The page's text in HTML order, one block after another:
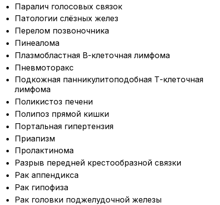
Паралич голосовых связок
Патологии слёзных желез
Перелом позвоночника
Пинеалома
Плазмобластная В-клеточная лимфома
Пневмоторакс
Подкожная панникулитоподобная Т-клеточная
лимфома
Поликистоз печени
Полипоз прямой кишки
Портальная гипертензия
Приапизм
Пролактинома
Разрыв передней крестообразной связки
Рак аппендикса
Рак гипофиза
Рак головки поджелудочной железы